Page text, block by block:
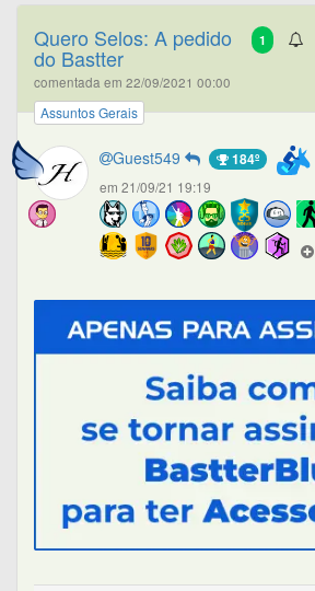
1
Quero Selos: A pedido
do Bastter
comentada em 22/09/2021 00:00
Assuntos Gerais
Guest549 184º
em 21/09/21 19:19